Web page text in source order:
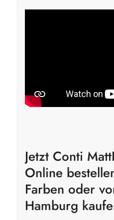
Jetzt Conti
Online
Farben oder
Hamburg